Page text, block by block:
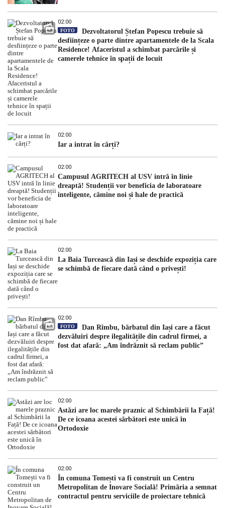
„Sfântul Spiridon”
02:00
FOTO
Dezvoltatorul Ștefan Popescu trebuie să
desființeze o parte dintre apartamentele de la Scala
Residence! Afaceristul a schimbat parcările și
camerele tehnice în spații de locuit
02:00
Iar a intrat în cărți?
02:00
Campusul AGRITECH al USV intră în linie
dreaptă! Studenții vor beneficia de laboratoare
inteligente, cămine noi și hale de practică
02:00
La Baia Turcească din Iași se deschide expoziția care
se schimbă de fiecare dată când o privești!
02:00
FOTO
Dan Rîmbu, bărbatul din Iași care a făcut
dezvăluiri despre ilegalitățile din cadrul firmei, a
fost dat afară: „Am îndrăznit să reclam public”
02:00
Astăzi are loc marele praznic al Schimbării la Față!
De ce icoana acestei sărbători este unică în
Ortodoxie
02:00
În comuna Tomești va fi construit un Centru
Metropolitan de Inovare Socială! Primăria a semnat
contractul pentru serviciile de proiectare tehnică